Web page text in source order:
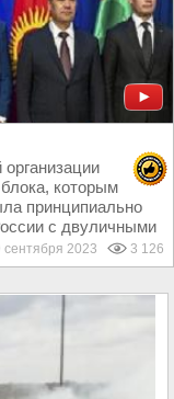
которым
принципиально
с двуличными
сентября 2023 3 126